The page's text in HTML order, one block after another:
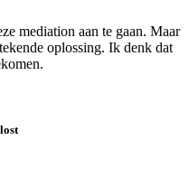
mediation aan te gaan. Maar
oplossing. Ik denk dat